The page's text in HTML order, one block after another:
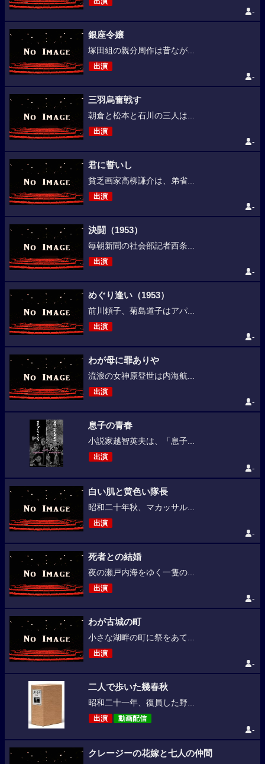
-
銀座令嬢
塚田組の親分周作は昔なが...
出演
-
三羽烏奮戦す
朝倉と松本と石川の三人は...
出演
-
君に誓いし
貧乏画家高柳謙介は、弟省...
出演
-
決闘（1953）
毎朝新聞の社会部記者西条...
出演
-
めぐり逢い（1953）
前川頼子、菊島道子はアパ...
出演
-
わが母に罪ありや
流浪の女神原登世は内海航...
出演
-
息子の青春
小説家越智英夫は、「息子...
出演
-
白い肌と黄色い隊長
昭和二十年秋、マカッサル...
出演
-
死者との結婚
夜の瀬戸内海をゆく一隻の...
出演
-
わが古城の町
小さな湖畔の町に祭をあて...
出演
-
二人で歩いた幾春秋
昭和二十一年、復員した野...
出演 動画配信
-
クレージーの花嫁と七人の仲間